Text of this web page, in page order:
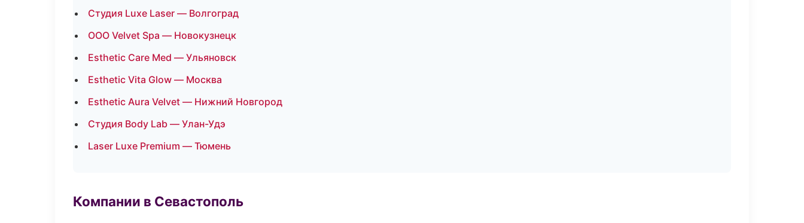
Студия Luxe Laser — Волгоград
ООО Velvet Spa — Новокузнецк
Esthetic Care Med — Ульяновск
Esthetic Vita Glow — Москва
Esthetic Aura Velvet — Нижний Новгород
Студия Body Lab — Улан-Удэ
Laser Luxe Premium — Тюмень
Компании в Севастополь